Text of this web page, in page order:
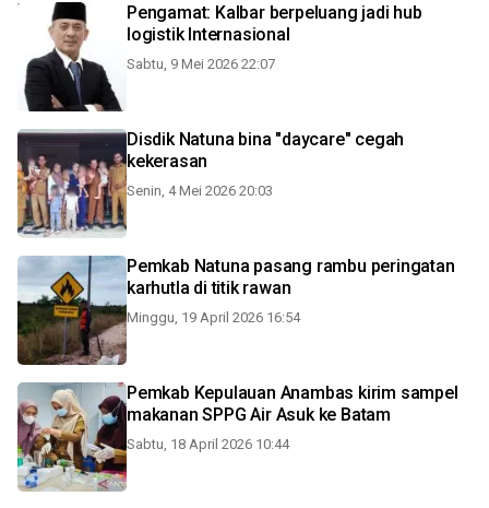
Pengamat: Kalbar berpeluang jadi hub
logistik Internasional
Sabtu, 9 Mei 2026 22:07
Disdik Natuna bina "daycare" cegah
kekerasan
Senin, 4 Mei 2026 20:03
Pemkab Natuna pasang rambu peringatan
karhutla di titik rawan
Minggu, 19 April 2026 16:54
Pemkab Kepulauan Anambas kirim sampel
makanan SPPG Air Asuk ke Batam
Sabtu, 18 April 2026 10:44